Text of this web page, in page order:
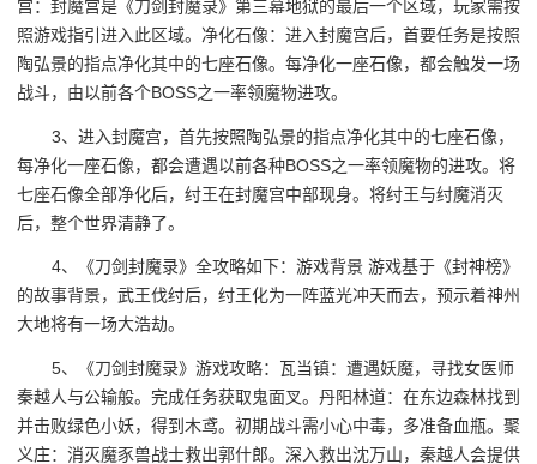
宫：封魔宫是《刀剑封魔录》第三幕地狱的最后一个区域，玩家需按
照游戏指引进入此区域。净化石像：进入封魔宫后，首要任务是按照
陶弘景的指点净化其中的七座石像。每净化一座石像，都会触发一场
战斗，由以前各个BOSS之一率领魔物进攻。
3、进入封魔宫，首先按照陶弘景的指点净化其中的七座石像，
每净化一座石像，都会遭遇以前各种BOSS之一率领魔物的进攻。将
七座石像全部净化后，纣王在封魔宫中部现身。将纣王与纣魔消灭
后，整个世界清静了。
4、《刀剑封魔录》全攻略如下：游戏背景 游戏基于《封神榜》
的故事背景，武王伐纣后，纣王化为一阵蓝光冲天而去，预示着神州
大地将有一场大浩劫。
5、《刀剑封魔录》游戏攻略：瓦当镇：遭遇妖魔，寻找女医师
秦越人与公输般。完成任务获取鬼面叉。丹阳林道：在东边森林找到
并击败绿色小妖，得到木鸢。初期战斗需小心中毒，多准备血瓶。聚
义庄：消灭魔豕兽战士救出郭什郎。深入救出沈万山，秦越人会提供